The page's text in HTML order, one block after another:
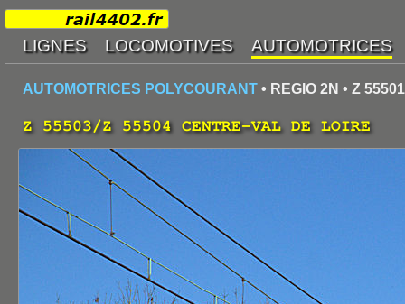
AUTOMOTRICES POLYCOURANT • REGIO 2N • Z
Z 55503/Z 55504 CENTRE-VAL DE LOIRE